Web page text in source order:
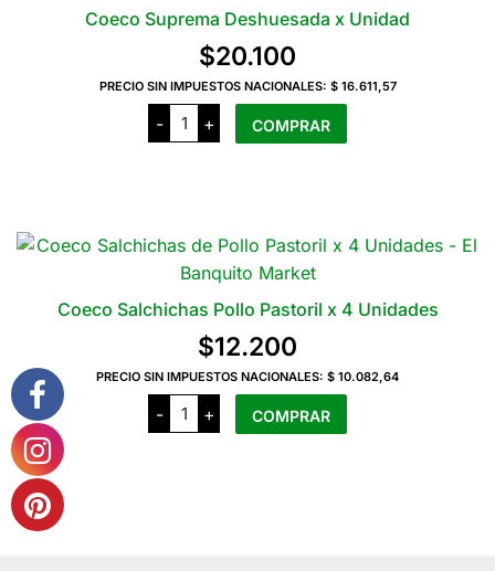
Coeco Suprema Deshuesada x Unidad
$20.100
PRECIO SIN IMPUESTOS NACIONALES: $ 16.611,57
-
Coeco
Suprema
Deshuesada
+ COMPRAR
Coeco Salchichas Pollo Pastoril x 4 Unidades
$12.200
PRECIO SIN IMPUESTOS NACIONALES: $ 10.082,64
-
Coeco
Salchichas
Pollo
+ COMPRAR